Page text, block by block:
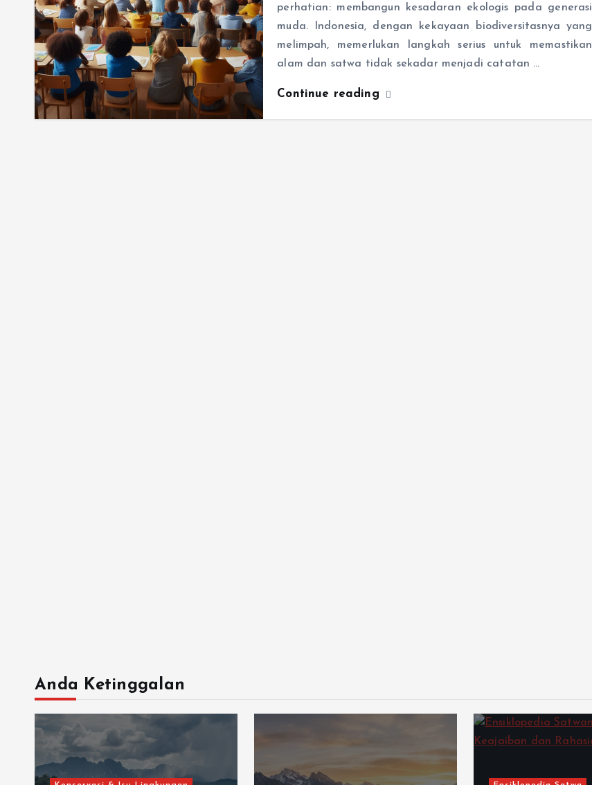
perhatian: membangun kesadaran ekologis pada generasi
muda. Indonesia, dengan kekayaan biodiversitasnya yang
melimpah, memerlukan langkah serius untuk memastikan
alam dan satwa tidak sekadar menjadi catatan …
Continue reading
Anda Ketinggalan